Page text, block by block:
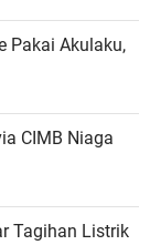
Pakai Akulaku,
CIMB Niaga
Tagihan Listrik